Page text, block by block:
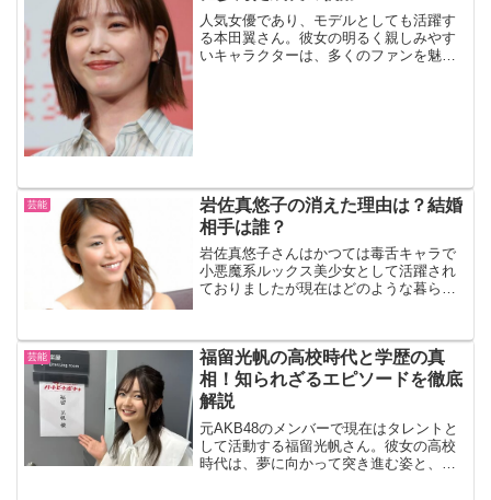
人気女優であり、モデルとしても活躍す
る本田翼さん。彼女の明るく親しみやす
いキャラクターは、多くのファンを魅了
芸能
岩佐真悠子の消えた理由は？結婚
相手は誰？
岩佐真悠子さんはかつては毒舌キャラで
小悪魔系ルックス美少女として活躍され
ておりましたが現在はどのような暮らし
女優まで引っ張りだこだった岩佐真悠子
さんですが一時期から姿を...
芸能
福留光帆の高校時代と学歴の真
相！知られざるエピソードを徹底
解説
元AKB48のメンバーで現在はタレントと
して活動する福留光帆さん。彼女の高校
時代は、夢に向かって突き進む姿と、家